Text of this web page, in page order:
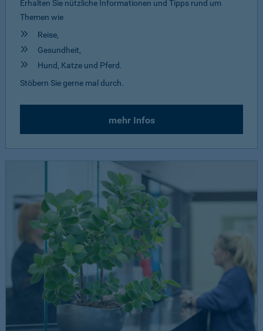
Erhalten Sie nützliche Informationen und Tipps rund um
Themen wie
Reise,
Gesundheit,
Hund, Katze und Pferd.
Stöbern Sie gerne mal durch.
mehr Infos